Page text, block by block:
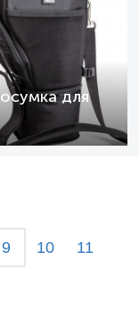
для
9 10 11